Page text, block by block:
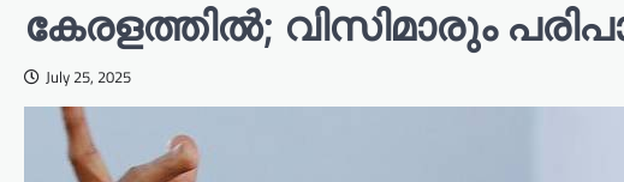
കേരളത്തിൽ; വിസിമാരും
July 25, 2025